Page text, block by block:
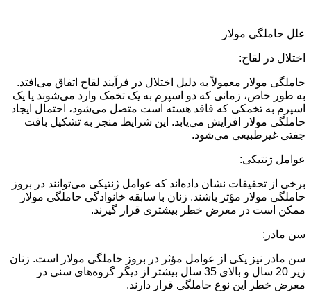
علل حاملگی مولار
اختلال در لقاح:
حاملگی مولار معمولاً به دلیل اختلال در فرآیند لقاح اتفاق می‌افتد.
به طور خاص، زمانی که دو اسپرم به یک تخمک وارد می‌شوند یا یک
اسپرم به تخمکی که فاقد هسته است متصل می‌شود، احتمال ایجاد
حاملگی مولار افزایش می‌یابد. این شرایط منجر به تشکیل بافت
جفتی غیرطبیعی می‌شود.
عوامل ژنتیکی:
برخی از تحقیقات نشان داده‌اند که عوامل ژنتیکی می‌توانند در بروز
حاملگی مولار مؤثر باشند. زنان با سابقه خانوادگی حاملگی مولار
ممکن است در معرض خطر بیشتری قرار گیرند.
سن مادر:
سن مادر نیز یکی از عوامل مؤثر در بروز حاملگی مولار است. زنان
زیر 20 سال و بالای 35 سال بیشتر از دیگر گروه‌های سنی در
معرض خطر این نوع حاملگی قرار دارند.